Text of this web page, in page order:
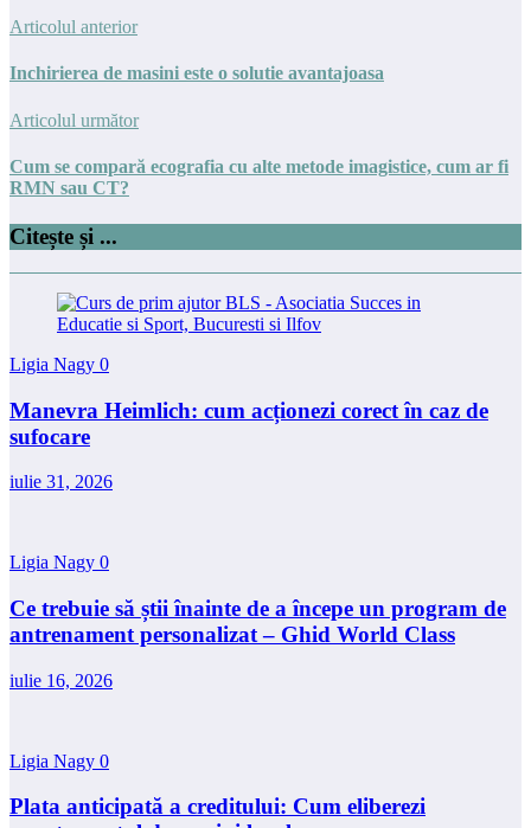
Articolul anterior
Inchirierea de masini este o solutie avantajoasa
Articolul următor
Cum se compară ecografia cu alte metode imagistice, cum ar fi
RMN sau CT?
Citește și ...
Ligia Nagy 0
Manevra Heimlich: cum acționezi corect în caz de
sufocare
iulie 31, 2026
Ligia Nagy 0
Ce trebuie să știi înainte de a începe un program de
antrenament personalizat – Ghid World Class
iulie 16, 2026
Ligia Nagy 0
Plata anticipată a creditului: Cum eliberezi